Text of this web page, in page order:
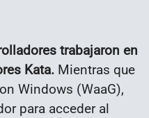
trabajaron en
Kata. Mientras que
Windows (WaaG),
para acceder al